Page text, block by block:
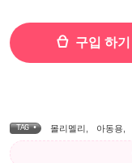
구입 하기
TAG • 몰리멜리 아동용